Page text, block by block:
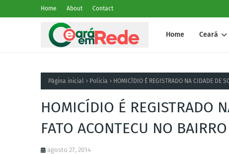
Home About Contact
Home Ceará
Página inicial Policia HOMICÍDIO É REGISTRADO NA CIDADE DE
HOMICÍDIO É REGISTRADO
FATO ACONTECU NO
agosto 27, 2014